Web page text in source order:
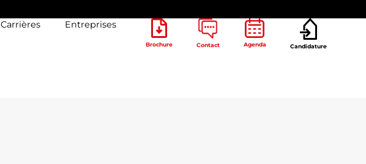
Carrières Entreprises
Brochure Contact Agenda Candidature